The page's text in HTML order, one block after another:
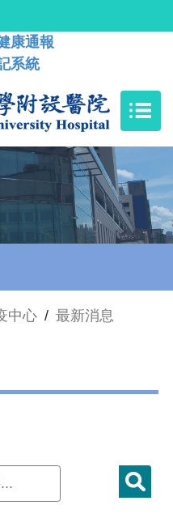
康通報
系統
中心 / 最新消息